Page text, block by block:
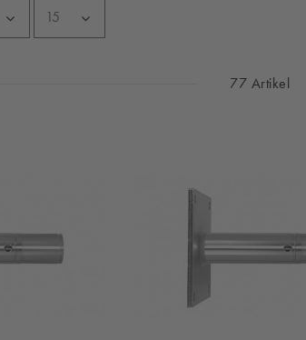
77 Artikel